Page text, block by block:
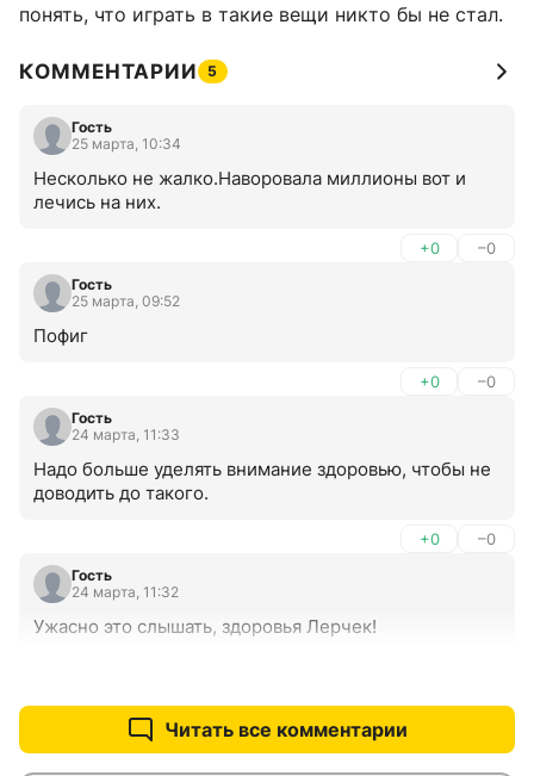
понять, что играть в такие вещи никто бы не стал.
КОММЕНТАРИИ 5
Гость
25 марта, 10:34
Несколько не жалко.Наворовала миллионы вот и
лечись на них.
+0 –0
Гость
25 марта, 09:52
Пофиг
+0 –0
Гость
24 марта, 11:33
Надо больше уделять внимание здоровью, чтобы не
доводить до такого.
+0 –0
Гость
24 марта, 11:32
Ужасно это слышать, здоровья Лерчек!
Читать все комментарии